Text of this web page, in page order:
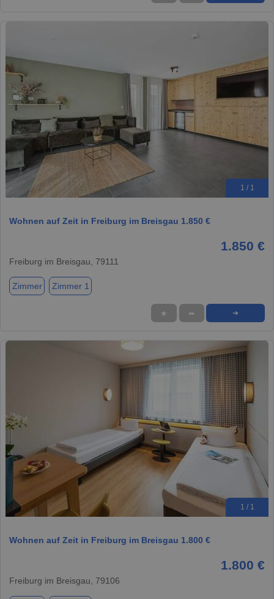
1 / 1
Wohnen auf Zeit in Freiburg im Breisgau 1.850 €
1.850 €
Freiburg im Breisgau, 79111
Zimmer Zimmer 1
★ ➦ ➜
1 / 1
Wohnen auf Zeit in Freiburg im Breisgau 1.800 €
1.800 €
Freiburg im Breisgau, 79106